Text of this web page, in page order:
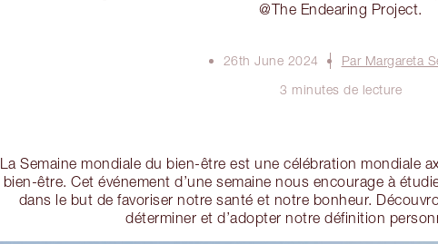
@The Endearing Project.
26th June 2024
Par Margareta
3 minutes de lecture
La Semaine mondiale du bien-être est une célébration mondiale
bien-être. Cet événement d’une semaine nous encourage à
dans le but de favoriser notre santé et notre bonheur.
déterminer et d’adopter notre définition